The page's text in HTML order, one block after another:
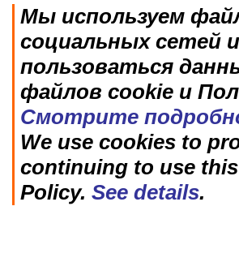
Мы используем
социальных сетей
пользоваться
файлов cookie и
Смотрите
We use cookies to
continuing to use
Policy. See details.